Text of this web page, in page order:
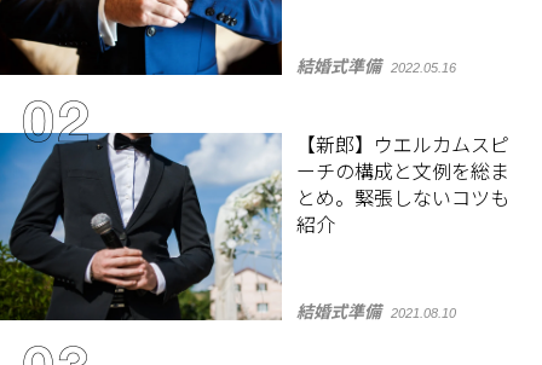
結婚式準備 2022.05.16
【新郎】ウエルカムスピ
ーチの構成と文例を総ま
とめ。緊張しないコツも
紹介
結婚式準備 2021.08.10